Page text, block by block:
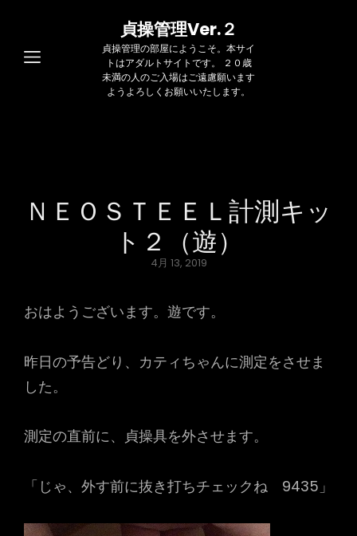
貞操管理Ver.２
貞操管理の部屋にようこそ。本サイ
トはアダルトサイトです。 ２０歳
未満の人のご入場はご遠慮願います
ようよろしくお願いいたします。
ＮＥＯＳＴＥＥＬ計測キッ
ト２（遊）
Posted
4月 13, 2019
おはようございます。遊です。
昨日の予告どり、カティちゃんに測定をさせま
した。
測定の直前に、貞操具を外させます。
「じゃ、外す前に抜き打ちチェックね 9435」